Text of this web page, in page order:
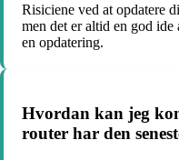
Risiciene ved at opdatere
men det er altid en god
en opdatering.
Hvordan kan jeg
router har den